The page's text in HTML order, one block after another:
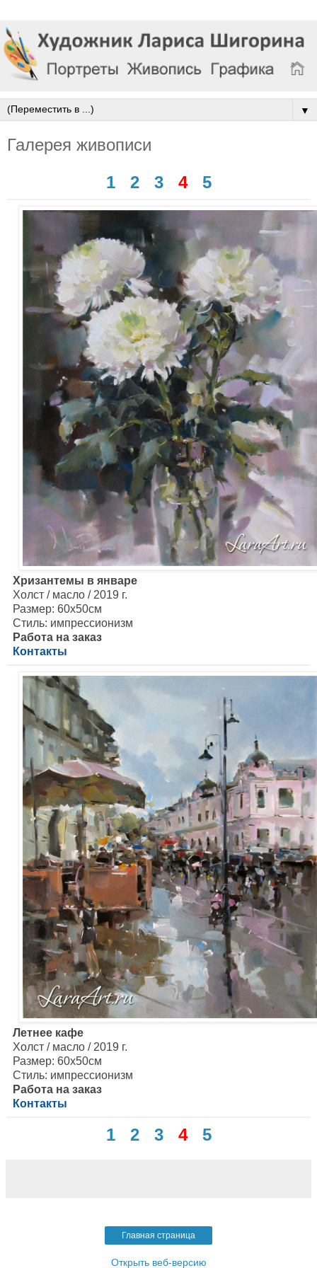
▼
Галерея живописи
1
2 3 4 5
Хризантемы в январе
Холст / масло / 2019 г.
Размер: 60х50см
Стиль: импрессионизм
Работа на заказ
Контакты
Летнее кафе
Холст / масло / 2019 г.
Размер: 60х50см
Стиль: импрессионизм
Работа на заказ
Контакты
1 2 3 4 5
Главная страница
Открыть веб-версию